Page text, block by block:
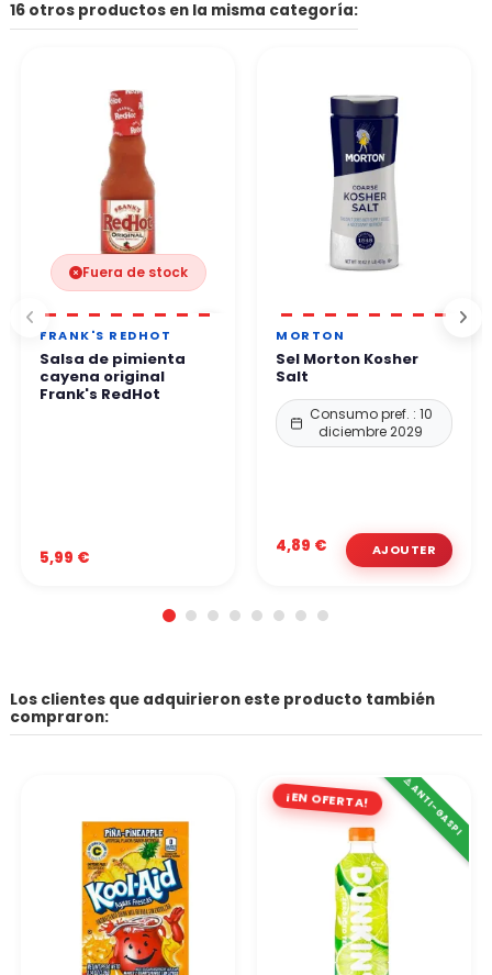
Otros métodos de pago disponibles según su país.
Puede comprar con total confianza.
El formulario de contacto del sitio web, la dirección de correo
electrónico indicada en el sitio.
16 otros productos en la misma categoría:
Fuera de stock
FRANK'S REDHOT
Salsa de pimienta
cayena original
Frank's RedHot
5,99 €
MORTON
Sel Morton Kosher
Salt
Consumo pref. : 10
diciembre 2029
4,89 €
Los clientes que adquirieron este producto también
compraron:
¡EN OFERTA! ⚠️ ANTI-GASPI